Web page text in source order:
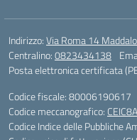
Indirizzo:Via Roma 14
Centralino:0823434138
Posta elettronica certificata
Codice fiscale: 80006190617
Codice meccanografico:
Codice Indice delle Pubbliche